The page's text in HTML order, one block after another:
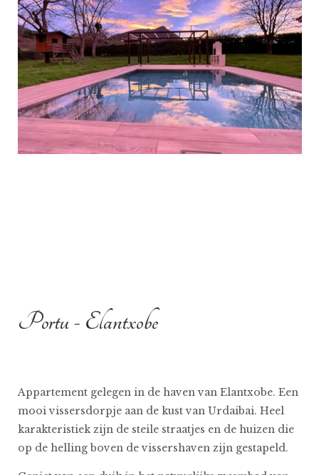
Portu - Elantxobe
Appartement gelegen in de haven van Elantxobe. Een
mooi vissersdorpje aan de kust van Urdaibai. Heel
karakteristiek zijn de steile straatjes en de huizen die
op de helling boven de vissershaven zijn gestapeld.